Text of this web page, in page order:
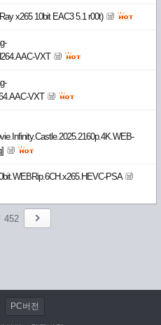
x265 10bit EAC3 5.1 r00t)
VXT
VXT
PSA
452
PC버전